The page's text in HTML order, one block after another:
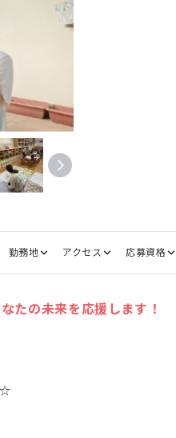
勤務地 アクセス 応募資格
たの未来を応援します！
☆